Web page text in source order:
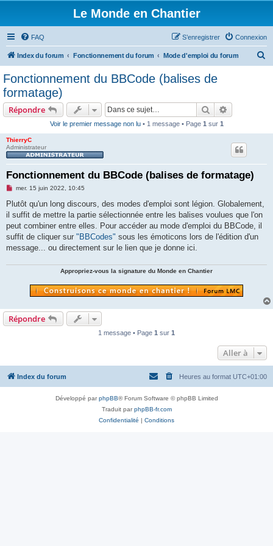
Le Monde en Chantier
FAQ Connexion
S’enregistrer
Index du forum Fonctionnement du forum Mode d'emploi du forum
Fonctionnement du BBCode (balises de
formatage)
Répondre Rechercher
Voir le premier message non lu• 1 message • Page 1 sur 1
ThierryC
Administrateur
Fonctionnement du BBCode (balises de formatage)
M
s
a
g
n
o
mer. 15 juin 2022, 10:45
Plutôt qu'un long discours, des modes d'emploi sont légion. Globalement,
il suffit de mettre la partie sélectionnée entre les balises voulues que l'on
peut combiner entre elles. Pour accéder au mode d'emploi du BBCode, il
suffit de cliquer sur "BBCodes" sous les émoticons lors de l'édition d'un
message... ou directement sur le lien que je donne ici.
Appropriez-vous la signature du Monde en Chantier
Répondre
1 message • Page 1 sur 1
Aller à
Index du forum Heures au format UTC+01:00
Développé parphpBB® Forum Software © phpBB Limited
Traduit parphpBB-fr.com
Confidentialité | Conditions